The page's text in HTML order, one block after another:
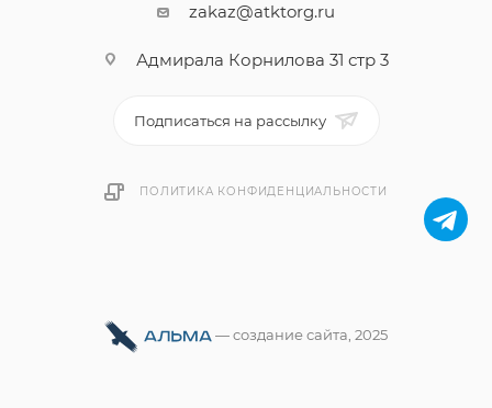
zakaz@atktorg.ru
Адмирала Корнилова 31 стр 3
Подписаться на рассылку
ПОЛИТИКА КОНФИДЕНЦИАЛЬНОСТИ
—cоздание сайта , 2025